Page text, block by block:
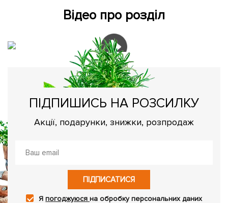
Відео про розділ
ПІДПИШИСЬ НА РОЗСИЛКУ
Акції, подарунки, знижки, розпродаж
ПІДПИСАТИСЯ
Япогоджуюсяна обробку персональних даних